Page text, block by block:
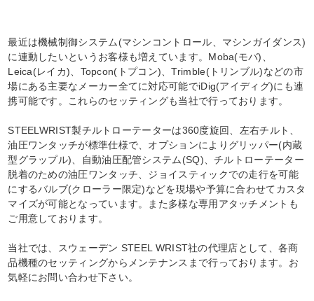
最近は機械制御システム(マシンコントロール、マシンガイダンス)
に連動したいというお客様も増えています。Moba(モバ)、
Leica(レイカ)、Topcon(トプコン)、Trimble(トリンブル)などの市
場にある主要なメーカー全てに対応可能でiDig(アイディグ)にも連
携可能です。これらのセッティングも当社で行っております。
STEELWRIST製チルトローテーターは360度旋回、左右チルト、
油圧ワンタッチが標準仕様で、オプションによりグリッパー(内蔵
型グラップル)、自動油圧配管システム(SQ)、チルトローテーター
脱着のための油圧ワンタッチ、ジョイスティックでの走行を可能
にするバルブ(クローラー限定)などを現場や予算に合わせてカスタ
マイズが可能となっています。また多様な専用アタッチメントも
ご用意しております。
当社では、スウェーデン STEEL WRIST社の代理店として、各商
品機種のセッティングからメンテナンスまで行っております。お
気軽にお問い合わせ下さい。